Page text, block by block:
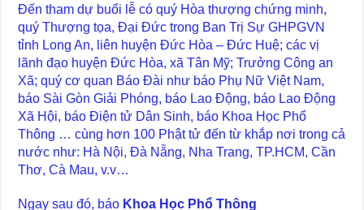
Đến tham dự buổi lễ có quý Hòa thượng chứng minh,
quý Thượng tọa, Đại Đức trong Ban Trị Sự GHPGVN
tỉnh Long An, liên huyện Đức Hòa – Đức Huệ; các vị
lãnh đạo huyện Đức Hòa, xã Tân Mỹ; Trưởng Công an
Xã; quý cơ quan Báo Đài như báo Phụ Nữ Việt Nam,
báo Sài Gòn Giải Phóng, báo Lao Động, báo Lao Động
Xã Hội, báo Điện tử Dân Sinh, báo Khoa Học Phổ
Thông … cùng hơn 100 Phật tử đến từ khắp nơi trong cả
nước như: Hà Nội, Đà Nẵng, Nha Trang, TP.HCM, Cần
Thơ, Cà Mau, v.v…
Ngay sau đó, báo Khoa Học Phổ Thông